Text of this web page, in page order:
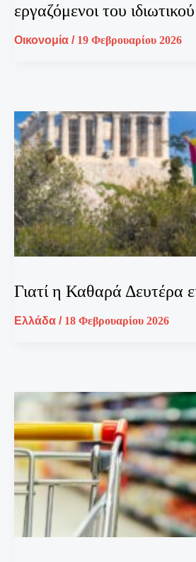
εργαζόμενοι του
Οικονομία / 19 Φεβρουαρίου 2026
Γιατί η Καθαρά Δευτέρα
Ελλάδα / 18 Φεβρουαρίου 2026